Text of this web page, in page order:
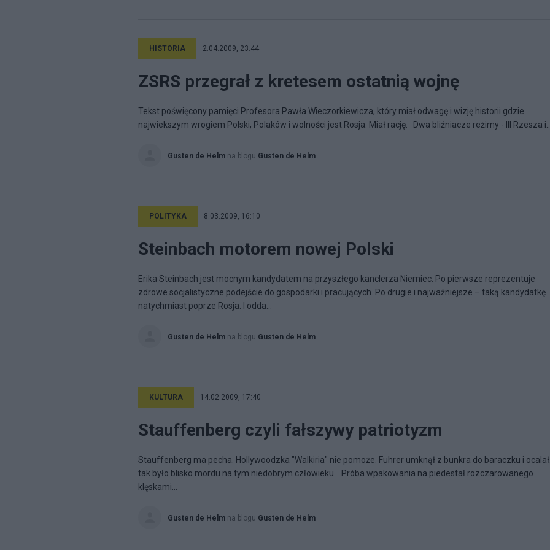
HISTORIA 2.04.2009, 23:44
ZSRS przegrał z kretesem ostatnią wojnę
Tekst poświęcony pamięci Profesora Pawła Wieczorkiewicza, który miał odwagę i wizję historii gdzie
najwiekszym wrogiem Polski, Polaków i wolności jest Rosja. Miał rację. Dwa bliźniacze reżimy - III Rzesza
Gusten de Helm na blogu Gusten de Helm
POLITYKA 8.03.2009, 16:10
Steinbach motorem nowej Polski
Erika Steinbach jest mocnym kandydatem na przyszłego kanclerza Niemiec. Po pierwsze reprezentuje
zdrowe socjalistyczne podejście do gospodarki i pracujących. Po drugie i najważniejsze – taką kandydatkę
natychmiast poprze Rosja. I odda...
Gusten de Helm na blogu Gusten de Helm
KULTURA 14.02.2009, 17:40
Stauffenberg czyli fałszywy patriotyzm
Stauffenberg ma pecha. Hollywoodzka "Walkiria" nie pomoże. Fuhrer umknął z bunkra do baraczku i
tak było blisko mordu na tym niedobrym człowieku. Próba wpakowania na piedestał rozczarowanego
klęskami...
Gusten de Helm na blogu Gusten de Helm